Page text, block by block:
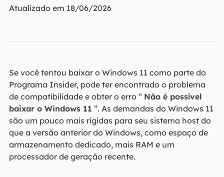
Atualizado em 18/06/2026
Se você tentou baixar o Windows 11 como parte do
Programa Insider, pode ter encontrado o problema
de compatibilidade e obter o erro “ Não é possível
baixar o Windows 11 ”. As demandas do Windows 11
são um pouco mais rígidas para seu sistema host do
que a versão anterior do Windows, como espaço de
armazenamento dedicado, mais RAM e um
processador de geração recente.